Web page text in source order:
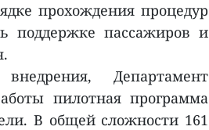
прохождения процедур
поддержке пассажиров и
Департамент
пилотная программа
В общей сложности 161